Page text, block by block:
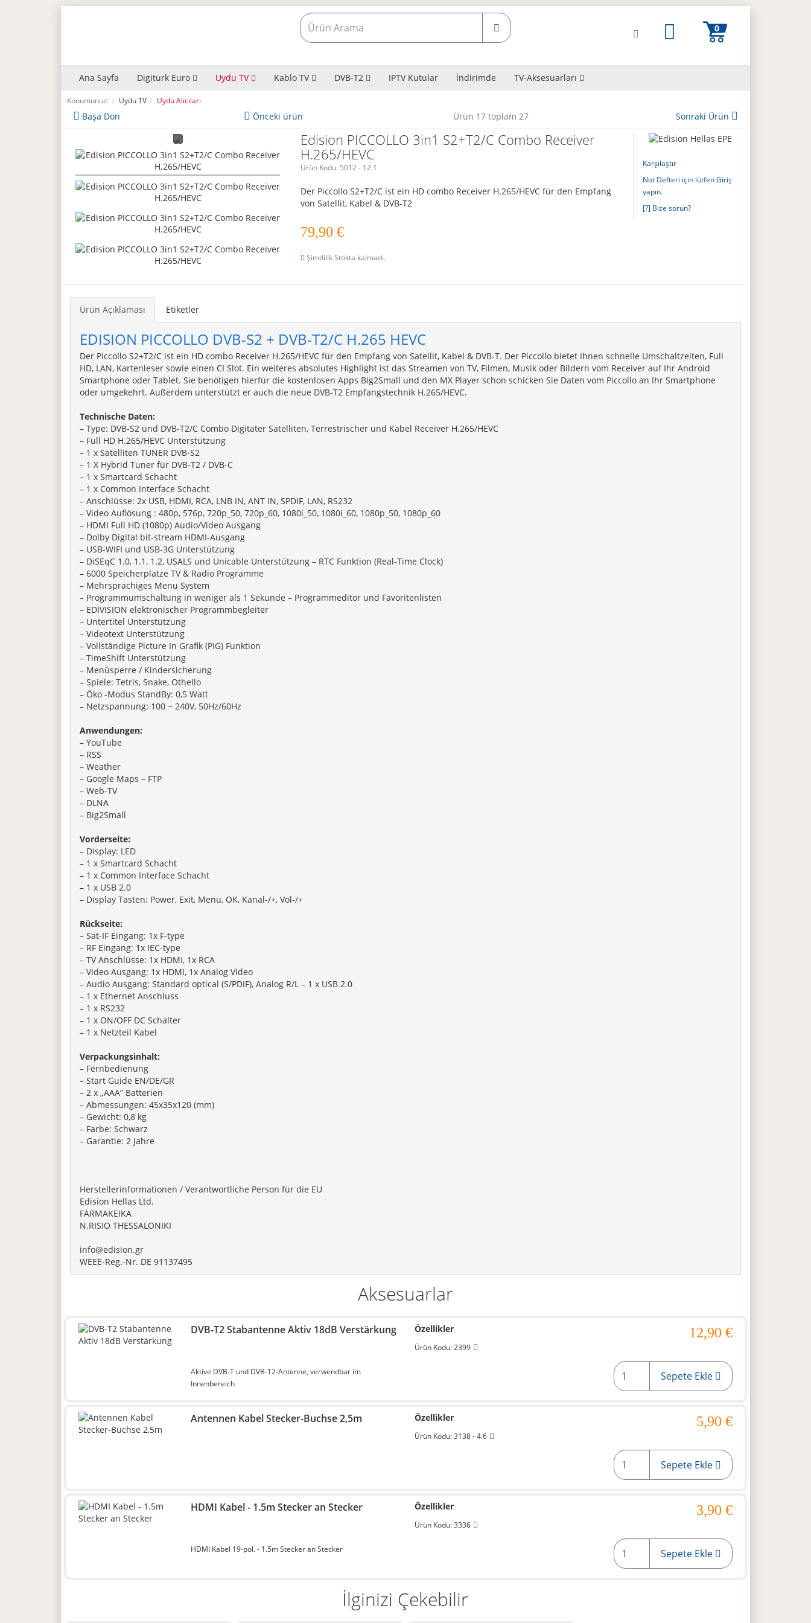
Ana Sayfa Digiturk Euro Uydu TV Kablo TV DVB-T2 IPTV Kutular İndirimde TV-Aksesuarları
Konumunuz: Uydu TV Uydu Alıcıları
Başa Dön Önceki ürün Ürün 17 toplam 27 Sonraki Ürün
Edision PICCOLLO 3in1 S2+T2/C Combo Receiver
H.265/HEVC
Ürün Kodu: 5012 - 12.1
Der Piccollo S2+T2/C ist ein HD combo Receiver H.265/HEVC für den Empfang
von Satellit, Kabel & DVB-T2
79,90 €
Şimdilik Stokta kalmadı.
Karşılaştır
Not Defteri için lütfen Giriş
yapın.
[?] Bize sorun?
Ürün Açıklaması Etiketler
EDISION PICCOLLO DVB-S2 + DVB-T2/C H.265 HEVC
Der Piccollo S2+T2/C ist ein HD combo Receiver H.265/HEVC für den Empfang von Satellit, Kabel & DVB-T. Der Piccollo bietet Ihnen schnelle Umschaltzeiten, Full
HD, LAN, Kartenleser sowie einen CI Slot. Ein weiteres absolutes Highlight ist das Streamen von TV, Filmen, Musik oder Bildern vom Receiver auf Ihr Android
Smartphone oder Tablet. Sie benötigen hierfür die kostenlosen Apps Big2Small und den MX Player schon schicken Sie Daten vom Piccollo an Ihr Smartphone
oder umgekehrt. Außerdem unterstützt er auch die neue DVB-T2 Empfangstechnik H.265/HEVC.
Technische Daten:
– Type: DVB-S2 und DVB-T2/C Combo Digitater Satelliten, Terrestrischer und Kabel Receiver H.265/HEVC
– Full HD H.265/HEVC Unterstützung
– 1 x Satelliten TUNER DVB-S2
– 1 X Hybrid Tuner für DVB-T2 / DVB-C
– 1 x Smartcard Schacht
– 1 x Common Interface Schacht
– Anschlüsse: 2x USB, HDMI, RCA, LNB IN, ANT IN, SPDIF, LAN, RS232
– Video Auflösung : 480p, 576p, 720p_50, 720p_60, 1080i_50, 1080i_60, 1080p_50, 1080p_60
– HDMI Full HD (1080p) Audio/Video Ausgang
– Dolby Digital bit-stream HDMI-Ausgang
– USB-WIFI und USB-3G Unterstützung
– DiSEqC 1.0, 1.1, 1.2, USALS und Unicable Unterstützung – RTC Funktion (Real-Time Clock)
– 6000 Speicherplatze TV & Radio Programme
– Mehrsprachiges Menu System
– Programmumschaltung in weniger als 1 Sekunde – Programmeditor und Favoritenlisten
– EDIVISION elektronischer Programmbegleiter
– Untertitel Unterstützung
– Videotext Unterstützung
– Vollständige Picture In Grafik (PIG) Funktion
– TimeShift Unterstützung
– Menüsperre / Kindersicherung
– Spiele: Tetris, Snake, Othello
– Öko -Modus StandBy: 0,5 Watt
– Netzspannung: 100 ~ 240V, 50Hz/60Hz
Anwendungen:
– YouTube
– RSS
– Weather
– Google Maps – FTP
– Web-TV
– DLNA
– Big2Small
Vorderseite:
– Display: LED
– 1 x Smartcard Schacht
– 1 x Common Interface Schacht
– 1 x USB 2.0
– Display Tasten: Power, Exit, Menu, OK, Kanal-/+, Vol-/+
Rückseite:
– Sat-IF Eingang: 1x F-type
– RF Eingang: 1x IEC-type
– TV Anschlüsse: 1x HDMI, 1x RCA
– Video Ausgang: 1x HDMI, 1x Analog Video
– Audio Ausgang: Standard optical (S/PDIF), Analog R/L – 1 x USB 2.0
– 1 x Ethernet Anschluss
– 1 x RS232
– 1 x ON/OFF DC Schalter
– 1 x Netzteil Kabel
Verpackungsinhalt:
– Fernbedienung
– Start Guide EN/DE/GR
– 2 x „ΑΑΑ“ Batterien
– Abmessungen: 45x35x120 (mm)
– Gewicht: 0,8 kg
– Farbe: Schwarz
– Garantie: 2 Jahre
Herstellerinformationen / Verantwortliche Person für die EU
Edision Hellas Ltd.
FARMAKEIKA
N.RISIO THESSALONIKI
info@edision.gr
WEEE-Reg.-Nr. DE 91137495
Aksesuarlar
DVB-T2 Stabantenne Aktiv 18dB Verstärkung
Aktive DVB-T und DVB-T2-Antenne, verwendbar im
Innenbereich
Özellikler
Ürün Kodu: 2399
12,90 €
Sepete Ekle
Antennen Kabel Stecker-Buchse 2,5m Özellikler
Ürün Kodu: 3138 - 4.6
5,90 €
Sepete Ekle
HDMI Kabel - 1.5m Stecker an Stecker
HDMI Kabel 19-pol. - 1.5m Stecker an Stecker
Özellikler
Ürün Kodu: 3336
3,90 €
Sepete Ekle
İlginizi Çekebilir